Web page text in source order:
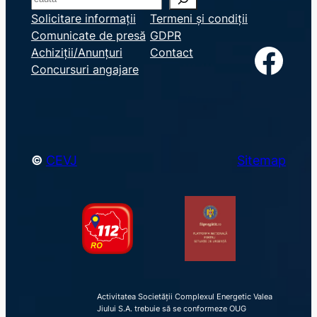
e
a
r
c
Solicitare informații
Comunicate de presă
Achiziții/Anunțuri
Concursuri angajare
Termeni și condiții
GDPR
Contact
Facebook
© CEVJ Sitemap
Activitatea Societății Complexul Energetic Valea
Jiului S.A. trebuie să se conformeze OUG